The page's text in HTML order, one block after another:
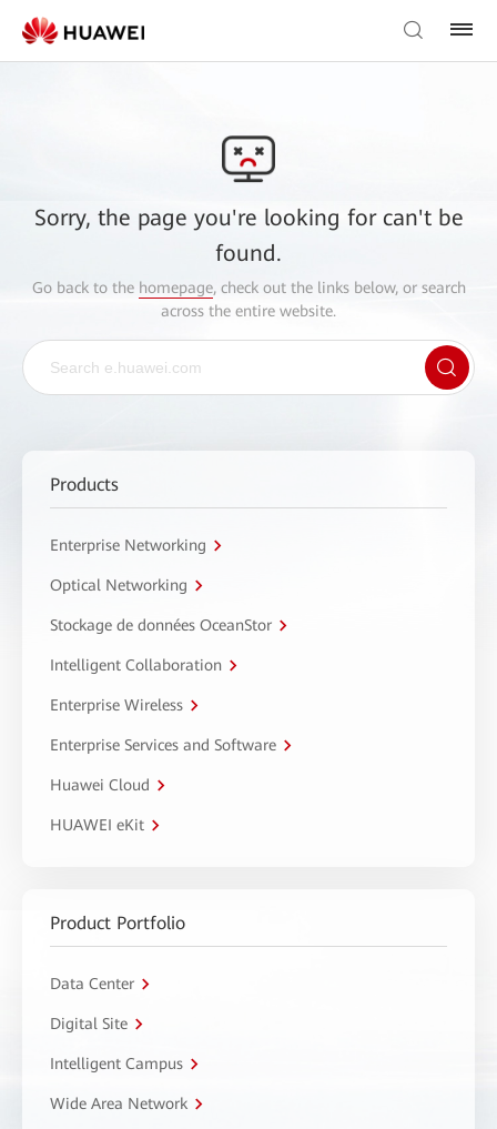
Sorry, the page you're looking for can't be
found.
Go back to the homepage, check out the links below, or search
across the entire website.
Products
Enterprise Networking
Optical Networking
Stockage de données OceanStor
Intelligent Collaboration
Enterprise Wireless
Enterprise Services and Software
Huawei Cloud
HUAWEI eKit
Product Portfolio
Data Center
Digital Site
Intelligent Campus
Wide Area Network